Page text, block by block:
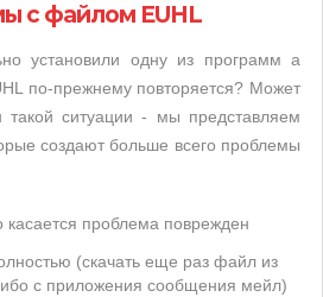
с файлом EUHL
установили одну из программ а
по-прежнему повторяется? Может
такой ситуации - мы представляем
создают больше всего проблемы
касается проблема поврежден
(скачать еще раз файл из
с приложения сообщения мейл)